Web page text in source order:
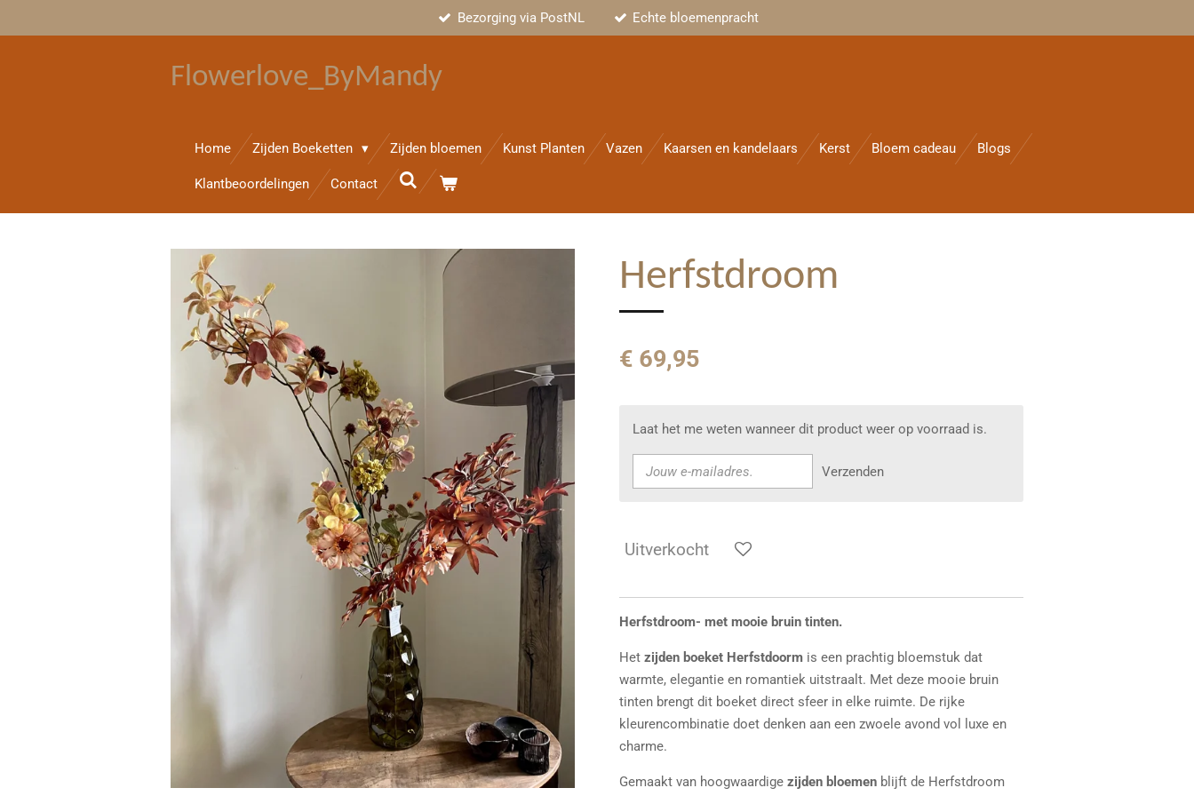
Bezorging via PostNL Echte bloemenpracht
Flowerlove_ByMandy
Home Zijden Boeketten Zijden bloemen Kunst Planten Vazen Kaarsen en kandelaars Kerst Bloem cadeau Blogs
Klantbeoordelingen Contact
Herfstdroom
€ 69,95
Laat het me weten wanneer dit product weer op voorraad is.
Verzenden
Uitverkocht
Herfstdroom- met mooie bruin tinten.
Het zijden boeket Herfstdoorm is een prachtig bloemstuk dat
warmte, elegantie en romantiek uitstraalt. Met deze mooie bruin
tinten brengt dit boeket direct sfeer in elke ruimte. De rijke
kleurencombinatie doet denken aan een zwoele avond vol luxe en
charme.
Gemaakt van hoogwaardige zijden bloemen blijft de Herfstdroom